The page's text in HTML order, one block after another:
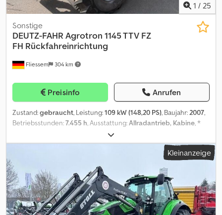
1 / 25
Fliessem 304 km
Sonstige
DEUTZ-FAHR Agrotron 1145 TTV FZ
FH Rückfahreinrichtung
Preisinfo Anrufen
Zustand:gebraucht, Leistung:109 kW (148,20 PS), Baujahr:2007,
Betriebsstunden:7.455 h, Ausstattung:Allradantrieb, Kabine, *
Deutz TTV 1145 Kommunal mit Rückfahreinrichtung und Drehsitz *
7.455 Betriebsstunden * 50 km/h Ausführung * Fronthydraulik *
Frontzapfwelle Credpfxoy Ab I Us Ag Hsf * Gefederte Vorderachse
* Kommunalanbauplatte * 7 x hydraulische Anschlüsse vorne *
Druckluftanschlüsse 1- und 2-Kreis * 2 x Rundumleuchte *
Arbeitsbeleuchtung vorne und hinten * EHR (elektronische
Hubwerksregelung) * Zapfwelle 540/1000 U/min * Ausstellfenster
vorne und hinten * 11 x hydraulische Anschlüsse hinten *
Kleinanzeige